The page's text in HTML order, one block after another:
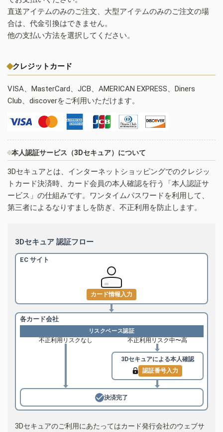
直送アイテムのみのご注文、大型アイテムのみのご注文の場
合は、代金引換はできません。
他の支払い方法を選択してください。
クレジットカード
VISA、MasterCard、JCB、AMERICAN EXPRESS、Diners
Club、discoverをご利用いただけます。
本人認証サービス（3Dセキュア）について
3Dセキュアとは、インターネットショッピングでのクレジッ
トカード決済時、カード会員の本人確認を行う「本人認証サ
ービス」の仕組みです。ワンタイムパスワードを利用して、
第三者によるなりすましを防ぎ、不正利用を防止します。
3Dセキュア 認証フロー
EC サイト
カード情報入力
各カード会社
リスクベース認証
不正利用リスクなし 不正利用リスク中〜高
3Dセキュアによる本人確認
認証番号入力
決済完了
3Dセキュアのご利用にあたってはカード発行会社のウェブサ